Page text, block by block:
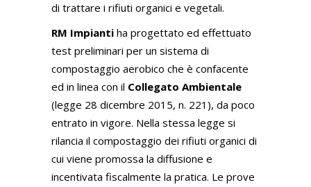
di trattare i rifiuti organici e vegetali.
RM Impianti ha progettato ed effettuato
test preliminari per un sistema di
compostaggio aerobico che è confacente
ed in linea con il Collegato Ambientale
(legge 28 dicembre 2015, n. 221), da poco
entrato in vigore. Nella stessa legge si
rilancia il compostaggio dei rifiuti organici di
cui viene promossa la diffusione e
incentivata fiscalmente la pratica. Le prove